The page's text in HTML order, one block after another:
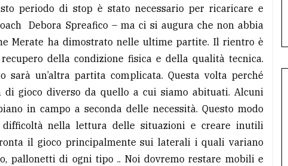
periodo di stop è stato necessario per ricaricare e
Debora Spreafico – ma ci si augura che non abbia
Merate ha dimostrato nelle ultime partite. Il rientro è
della condizione fisica e della qualità tecnica.
sarà un’altra partita complicata. Questa volta perché
di gioco diverso da quello a cui siamo abituati. Alcuni
in campo a seconda delle necessità. Questo modo
nella lettura delle situazioni e creare inutili
il gioco principalmente sui laterali i quali variano
pallonetti di ogni tipo .. Noi dovremo restare mobili e